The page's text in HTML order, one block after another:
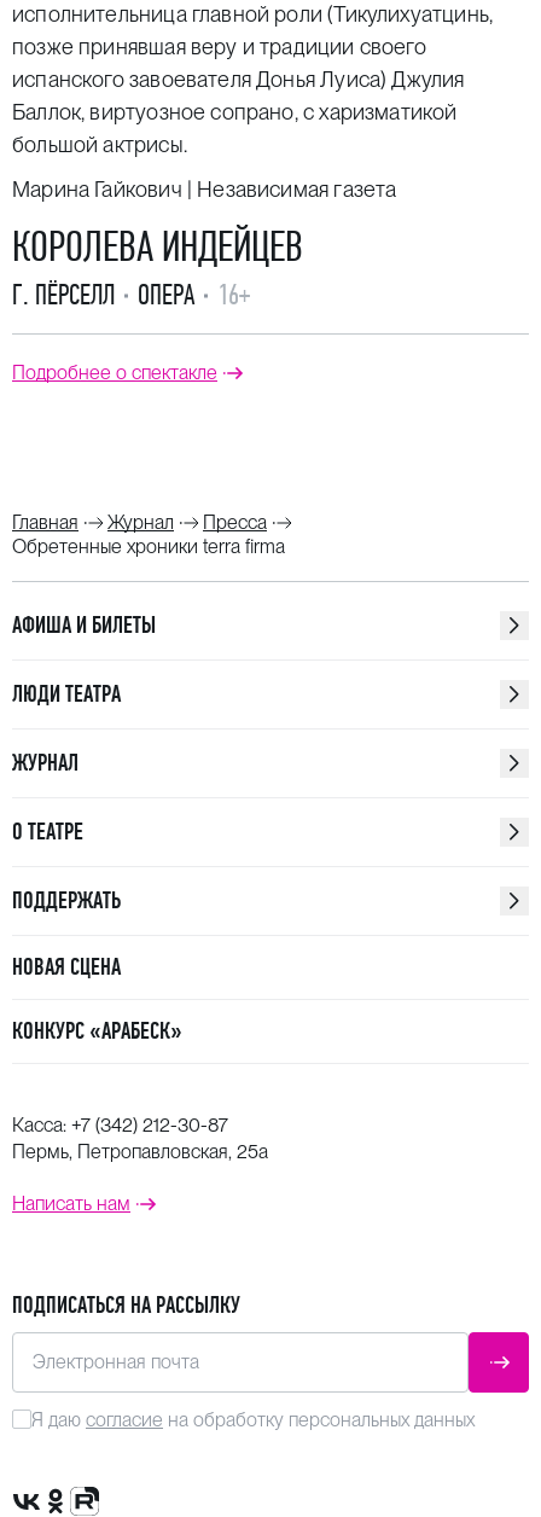
исполнительница главной роли (Тикулихуатцинь,
позже принявшая веру и традиции своего
испанского завоевателя Донья Луиса) Джулия
Баллок, виртуозное сопрано, с харизматикой
большой актрисы.
Марина Гайкович | Независимая газета
КОРОЛЕВА ИНДЕЙЦЕВ
Г. ПЁРСЕЛЛ ОПЕРА 16+
Подробнее о спектакле
Главная Журнал
Пресса
Обретенные хроники terra firma
АФИША И БИЛЕТЫ
ЛЮДИ ТЕАТРА
ЖУРНАЛ
О ТЕАТРЕ
ПОДДЕРЖАТЬ
НОВАЯ СЦЕНА
КОНКУРС «АРАБЕСК»
Касса: +7 (342) 212-30-87
Пермь, Петропавловская, 25а
Написать нам
ПОДПИСАТЬСЯ НА РАССЫЛКУ
Электронная почта
Я даю согласие на обработку персональных данных